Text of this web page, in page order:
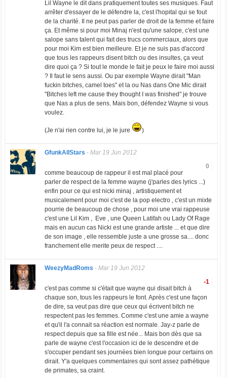
Lil Wayne le dit dans pratiquement toutes ses musiques. Faut
arrêter d'essayer de le défendre la, c'est l'hopital qui se fout
de la charité. Il ne peut pas parler de droit de la femme et faire
ça. Et même si pour moi Minaj n'est qu'une salope, c'est une
salope sans talent qui fait des trucs commerciaux, alors que
pour moi Kim est bien meilleure. Et je ne suis pas d'accord
que tous les rappeurs disent bitch ou des insultes, ça veut
dire quoi ça ? Si tout le monde le fait je peux le faire moi aussi
? Il faut le sens aussi. Ou par exemple Wayne dirait "Man
fuckin bitches, camel toes" et la ou Nas dans One Mic dirait
"Bitches left me cause they thought I was finished" je trouve
que Nas a plus de sens. Mais bon, défendez Wayne si vous
voulez.
(Je n'ai rien contre lui, je le jure )
GfunkAllStars - Mar 19 Jun 2012
0
comme beaucoup de rappeur il est mal placé pour
parler de respect de la femme wayne (j'parles des lyrics ...)
enfin pour ce qui est nicki minaj , artistiquement et
musicalement pour moi c'est de la pop electro , c'est un mixte
pourrie de beaucoup de chose , pour moi une vrai rappeuse
c'est une Lil Kim , Eve , une Queen Latifah ou Lady Of Rage
mais en aucun cas Nicki est une grande artiste ... et que dire
de son image , elle ressemble juste a une grosse sa.... donc
franchement elle merite peux de respect ....
WeezyMadRoms - Mar 19 Jun 2012
-1
c'est pas comme si c'était que wayne qui disait bitch à
chaque son, tous les rappeurs le font. Après c'est une façon
de dire, sa veut pas dire que ceux qui écrivent bitch ne
respectent pas les femmes. Comme c'est une amie a wayne
et qu'il l'a connait sa réaction est normale. Jay-z parle de
respect depuis que sa fille est née... Mais bon dès que sa
parle de wayne c'est l'occasion ici de le descendre et de
s'occuper pendant ses journées bien longue pour certains on
dirait. Y'a quelques commentaires qui sont assez pathétique
de primates, sa craint.